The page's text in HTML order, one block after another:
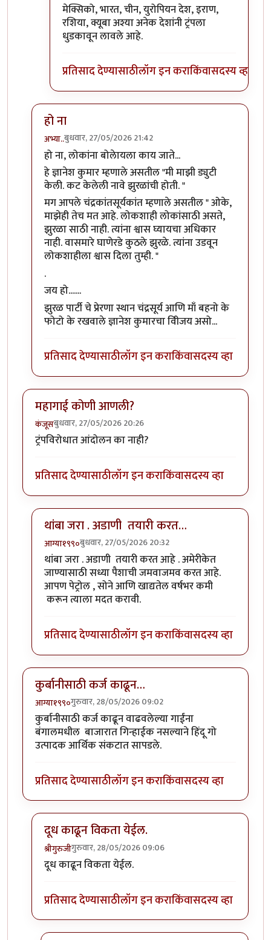
मेक्सिको, भारत, चीन, युरोपियन देश, इराण,
रशिया, क्यूबा अश्या अनेक देशांनी ट्रंपला
धुडकावून लावले आहे.
प्रतिसाद देण्यासाठीलॉग इन कराकिंवासदस्य व्हा
हो ना
अभ्या..बुधवार, 27/05/2026 21:42
In reply toमोदींनी सर्वोच्च न्यायालय…
हो ना, लोकांना बोलेायला काय जाते...
हे ज्ञानेश कुमार म्हणाले असतील "मी माझी ड्युटी
केली. कट केलेली नावे झुरळांची होती. "
मग आपले चंद्रकांतसूर्यकांत म्हणाले असतील " ओके,
माझेही तेच मत आहे. लोकशाही लोकांसाठी असते,
झुरळा साठी नाही. त्यांना श्वास घ्यायचा अधिकार
नाही. वासमारे घाणेरडे कुठले झुरळे. त्यांना उडवून
लोकशाहीला श्वास दिला तुम्ही. "
.
जय हो.......
झुरळ पार्टी चे प्रेरणा स्थान चंद्रसूर्य आणि माँ बहनो के
फोटो के रखवाले ज्ञानेश कुमारचा वीिजय असो...
प्रतिसाद देण्यासाठीलॉग इन कराकिंवासदस्य व्हा
महागाई कोणी आणली?
कंजूसबुधवार, 27/05/2026 20:26
ट्रंपविरोधात आंदोलन का नाही?
प्रतिसाद देण्यासाठीलॉग इन कराकिंवासदस्य व्हा
थांबा जरा . अडाणी तयारी करत…
आग्या१९९०बुधवार, 27/05/2026 20:32
In reply toमहागाई कोणी आणली?byकंजूस
थांबा जरा . अडाणी तयारी करत आहे . अमेरीकेत
जाण्यासाठी सध्या पैशाची जमवाजमव करत आहे.
आपण पेट्रोल , सोने आणि खाद्यतेल वर्षभर कमी
करून त्याला मदत करावी.
प्रतिसाद देण्यासाठीलॉग इन कराकिंवासदस्य व्हा
कुर्बानीसाठी कर्ज काढून…
आग्या१९९०गुरुवार, 28/05/2026 09:02
कुर्बानीसाठी कर्ज काढून वाढवलेल्या गाईंना
बंगालमधील बाजारात गिन्हाईक नसल्याने हिंदू गो
उत्पादक आर्थिक संकटात सापडले.
प्रतिसाद देण्यासाठीलॉग इन कराकिंवासदस्य व्हा
दूध काढून विकता येईल.
श्रीगुरुजीगुरुवार, 28/05/2026 09:06
In reply toकुर्बानीसाठी कर्ज काढून…
दूध काढून विकता येईल.
प्रतिसाद देण्यासाठीलॉग इन कराकिंवासदस्य व्हा